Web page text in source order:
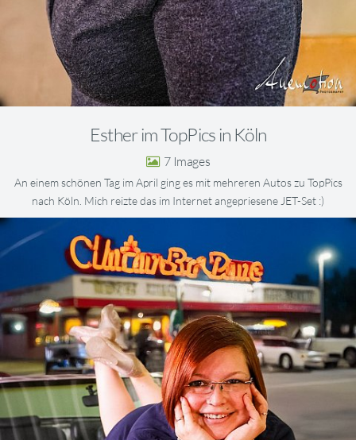
Esther im TopPics in Köln
7
An einem schönen Tag im April ging es mit mehreren Autos zu TopPics
nach Köln. Mich reizte das im Internet angepriesene JET-Set :)